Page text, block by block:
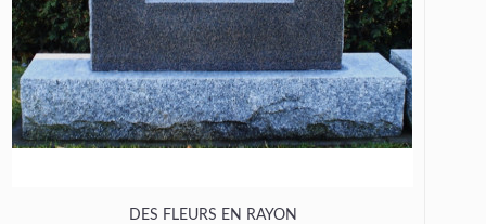
DES FLEURS EN RAYON